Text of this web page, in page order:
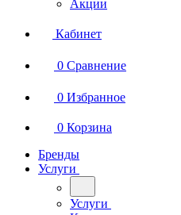
Акции
Кабинет
0 Сравнение
0 Избранное
0 Корзина
Бренды
Услуги
Услуги